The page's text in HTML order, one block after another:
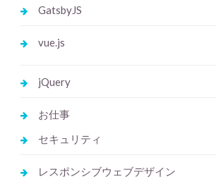
GatsbyJS
vue.js
jQuery
お仕事
セキュリティ
レスポンシブウェブデザイン